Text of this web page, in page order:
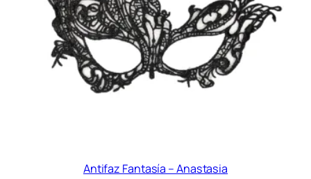
Antifaz Fantasía – Anastasia